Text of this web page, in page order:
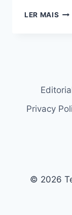
LER MAIS
Privacy
© 2026